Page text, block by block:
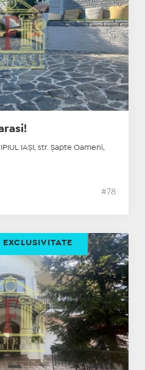
IAŞI, str. Şapte Oameni,
#78
EXCLUSIVITATE